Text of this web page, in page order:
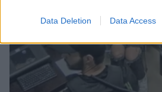
Data Deletion Data Access